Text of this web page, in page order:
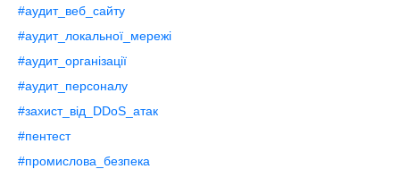
#аудит_веб_сайту
#аудит_локальної_мережі
#аудит_організації
#аудит_персоналу
#захист_від_DDoS_атак
#пентест
#промислова_безпека